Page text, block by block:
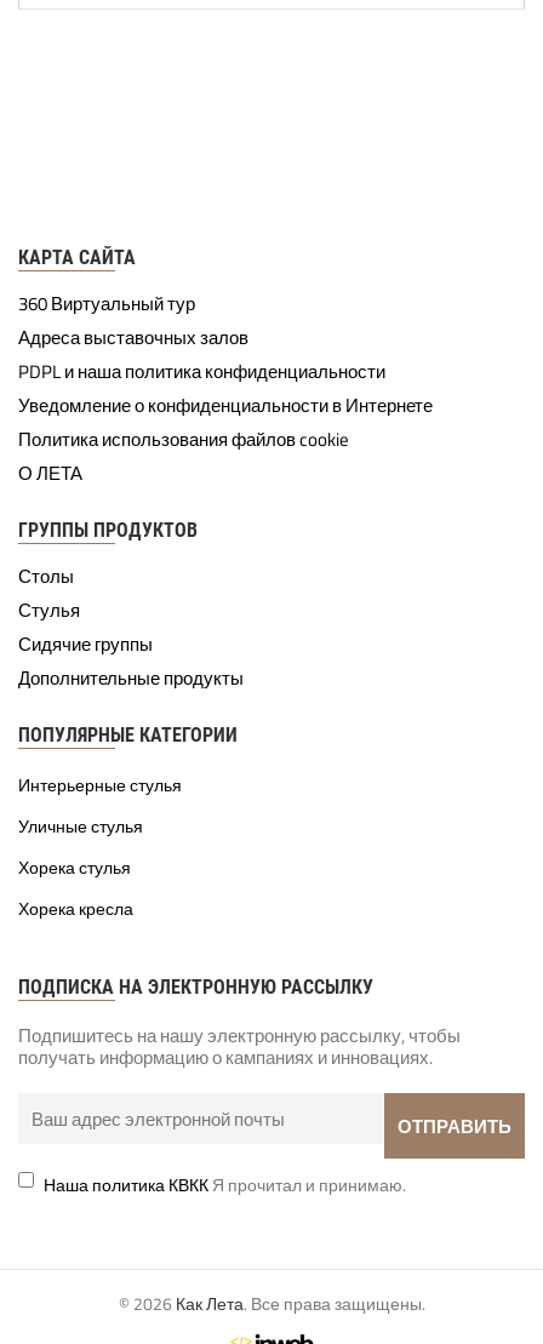
КАРТА САЙТА
360 Виртуальный тур
Адреса выставочных залов
PDPL и наша политика конфиденциальности
Уведомление о конфиденциальности в Интернете
Политика использования файлов cookie
О ЛЕТА
ГРУППЫ ПРОДУКТОВ
Столы
Стулья
Сидячие группы
Дополнительные продукты
ПОПУЛЯРНЫЕ КАТЕГОРИИ
Интерьерные стулья
Уличные стулья
Хорека стулья
Хорека кресла
ПОДПИСКА НА ЭЛЕКТРОННУЮ РАССЫЛКУ
Подпишитесь на нашу электронную рассылку, чтобы
получать информацию о кампаниях и инновациях.
Наша политика КВККЯ прочитал и принимаю.
© 2026 Как Лета. Все права защищены.